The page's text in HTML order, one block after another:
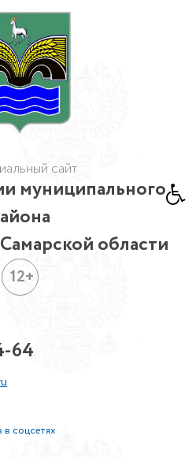
сайт
муниципального
области
12+
64
в соцсетях